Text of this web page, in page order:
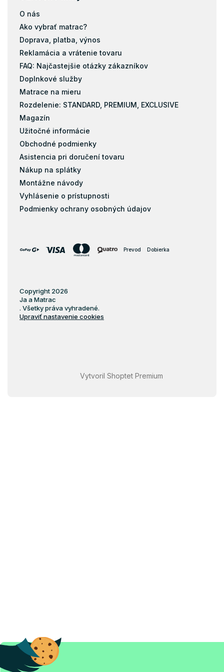
Matrace 200x180
Matrace 200x200
Matrace 120x184
Taštičky
Matrace s masážnou penou
Matrace zo studenej peny
Pena
Pohánkové matrace
pohankove-matrace
Pružiny
Biopena
Latexové matrace 100x200
Latexové matrace 80x140
Latexové matrace 70x160
Latexové matrace 80x184
O nás
Ako vybrať matrac?
Doprava, platba, výnos
Reklamácia a vrátenie tovaru
FAQ: Najčastejšie otázky zákazníkov
Doplnkové služby
Matrace na mieru
Rozdelenie: STANDARD, PREMIUM, EXCLUSIVE
Magazín
Užitočné informácie
Obchodné podmienky
Asistencia pri doručení tovaru
Nákup na splátky
Montážne návody
Vyhlásenie o prístupnosti
Podmienky ochrany osobných údajov
Prevod Dobierka
Vytvoril Shoptet Premium
Copyright 2026
Ja a Matrac
. Všetky práva vyhradené.
Upraviť nastavenie cookies